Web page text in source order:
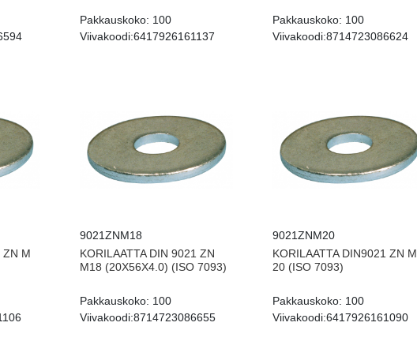
Pakkauskoko: 100
Viivakoodi:6417926161137
Pakkauskoko: 100
Viivakoodi:8714723086624
ZN M
9021ZNM18
KORILAATTA DIN 9021 ZN
M18 (20X56X4.0) (ISO 7093)
Pakkauskoko: 100
Viivakoodi:8714723086655
9021ZNM20
KORILAATTA DIN9021 ZN M
20 (ISO 7093)
Pakkauskoko: 100
Viivakoodi:6417926161090